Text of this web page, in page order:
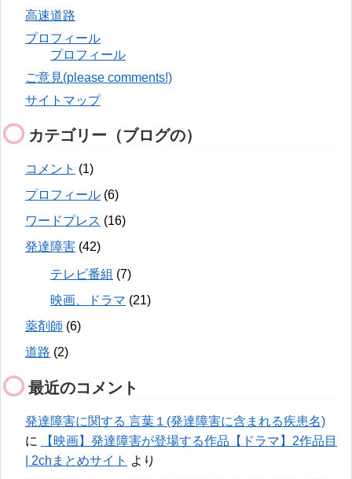
高速道路
プロフィール
プロフィール
ご意見(please comments!)
サイトマップ
カテゴリー（ブログの）
コメント (1)
プロフィール (6)
ワードプレス (16)
発達障害 (42)
テレビ番組 (7)
映画、ドラマ (21)
薬剤師 (6)
道路 (2)
最近のコメント
発達障害に関する 言葉１(発達障害に含まれる疾患名)
に
【映画】発達障害が登場する作品【ドラマ】2作品目
| 2chまとめサイト より